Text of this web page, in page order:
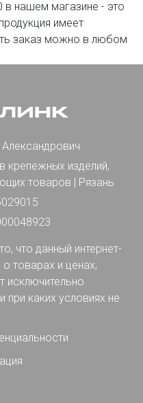
в нашем магазине - это
имеет
заказ можно в любом
крепежных изделий,
товаров | Рязань
что данный интернет-
товарах и ценах,
исключительно
при каких условиях не